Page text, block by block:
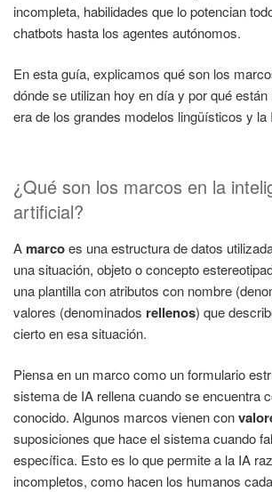
incompleta, habilidades que lo potencian
chatbots hasta los agentes autónomos.
En esta guía, explicamos qué son los
dónde se utilizan hoy en día y por qué
era de los grandes modelos lingüísticos y la
¿Qué son los marcos en la
artificial?
A marcoes una estructura de datos
una situación, objeto o concepto
una plantilla con atributos con nombre
valores (denominados rellenos) que
cierto en esa situación.
Piensa en un marco como un formulario
sistema de IA rellena cuando se encuentra
conocido. Algunos marcos vienen con
suposiciones que hace el sistema cuando
específica. Esto es lo que permite a la IA
incompletos, como hacen los humanos